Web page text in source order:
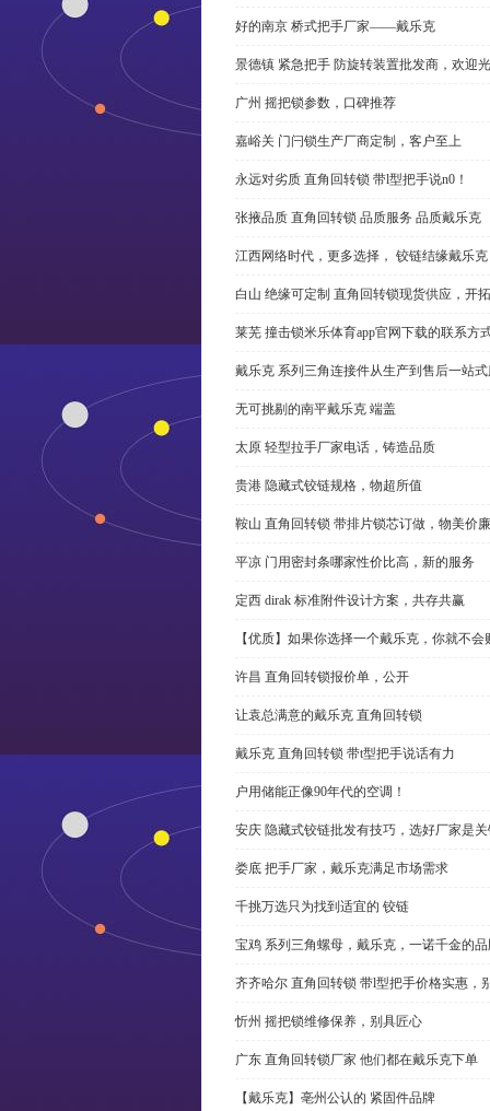
好的南京 桥式把手厂家——戴乐克
景德镇 紧急把手 防旋转装置批发商，欢迎
广州 摇把锁参数，口碑推荐
嘉峪关 门闩锁生产厂商定制，客户至上
永远对劣质 直角回转锁 带l型把手说n0！
张掖品质 直角回转锁 品质服务 品质戴乐克
江西网络时代，更多选择， 铰链结缘戴乐克
白山 绝缘可定制 直角回转锁现货供应，开
莱芜 撞击锁米乐体育app官网下载的联系方
戴乐克 系列三角连接件从生产到售后一站
无可挑剔的南平戴乐克 端盖
太原 轻型拉手厂家电话，铸造品质
贵港 隐藏式铰链规格，物超所值
鞍山 直角回转锁 带排片锁芯订做，物美价廉
平凉 门用密封条哪家性价比高，新的服务
定西 dirak 标准附件设计方案，共存共赢
【优质】如果你选择一个戴乐克，你就不
许昌 直角回转锁报价单，公开
让袁总满意的戴乐克 直角回转锁
戴乐克 直角回转锁 带t型把手说话有力
户用储能正像90年代的空调！
安庆 隐藏式铰链批发有技巧，选好厂家是
娄底 把手厂家，戴乐克满足市场需求
千挑万选只为找到适宜的 铰链
宝鸡 系列三角螺母，戴乐克，一诺千金的
齐齐哈尔 直角回转锁 带l型把手价格实惠，
忻州 摇把锁维修保养，别具匠心
广东 直角回转锁厂家 他们都在戴乐克下单
【戴乐克】亳州公认的 紧固件品牌